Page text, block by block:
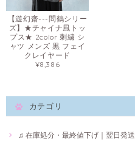
【遊幻齋---問鶴シリー
ズ】★チャイナ風トッ
プス★ 2color 刺繍 シ
ャツ メンズ 黒 フェイ
クレイヤード
¥8,386
カテゴリ
♫ 在庫処分・最終値下げ｜翌日発送